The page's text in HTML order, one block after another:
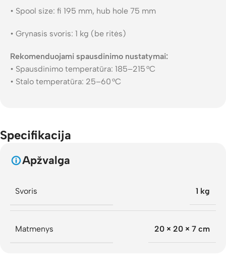
• Spool size: fi 195 mm, hub hole 75 mm
• Grynasis svoris: 1 kg (be ritės)
Rekomenduojami spausdinimo nustatymai:
• Spausdinimo temperatūra: 185–215 °C
• Stalo temperatūra: 25–60 °C
Specifikacija
Apžvalga
Svoris 1 kg
Matmenys 20 × 20 × 7 cm